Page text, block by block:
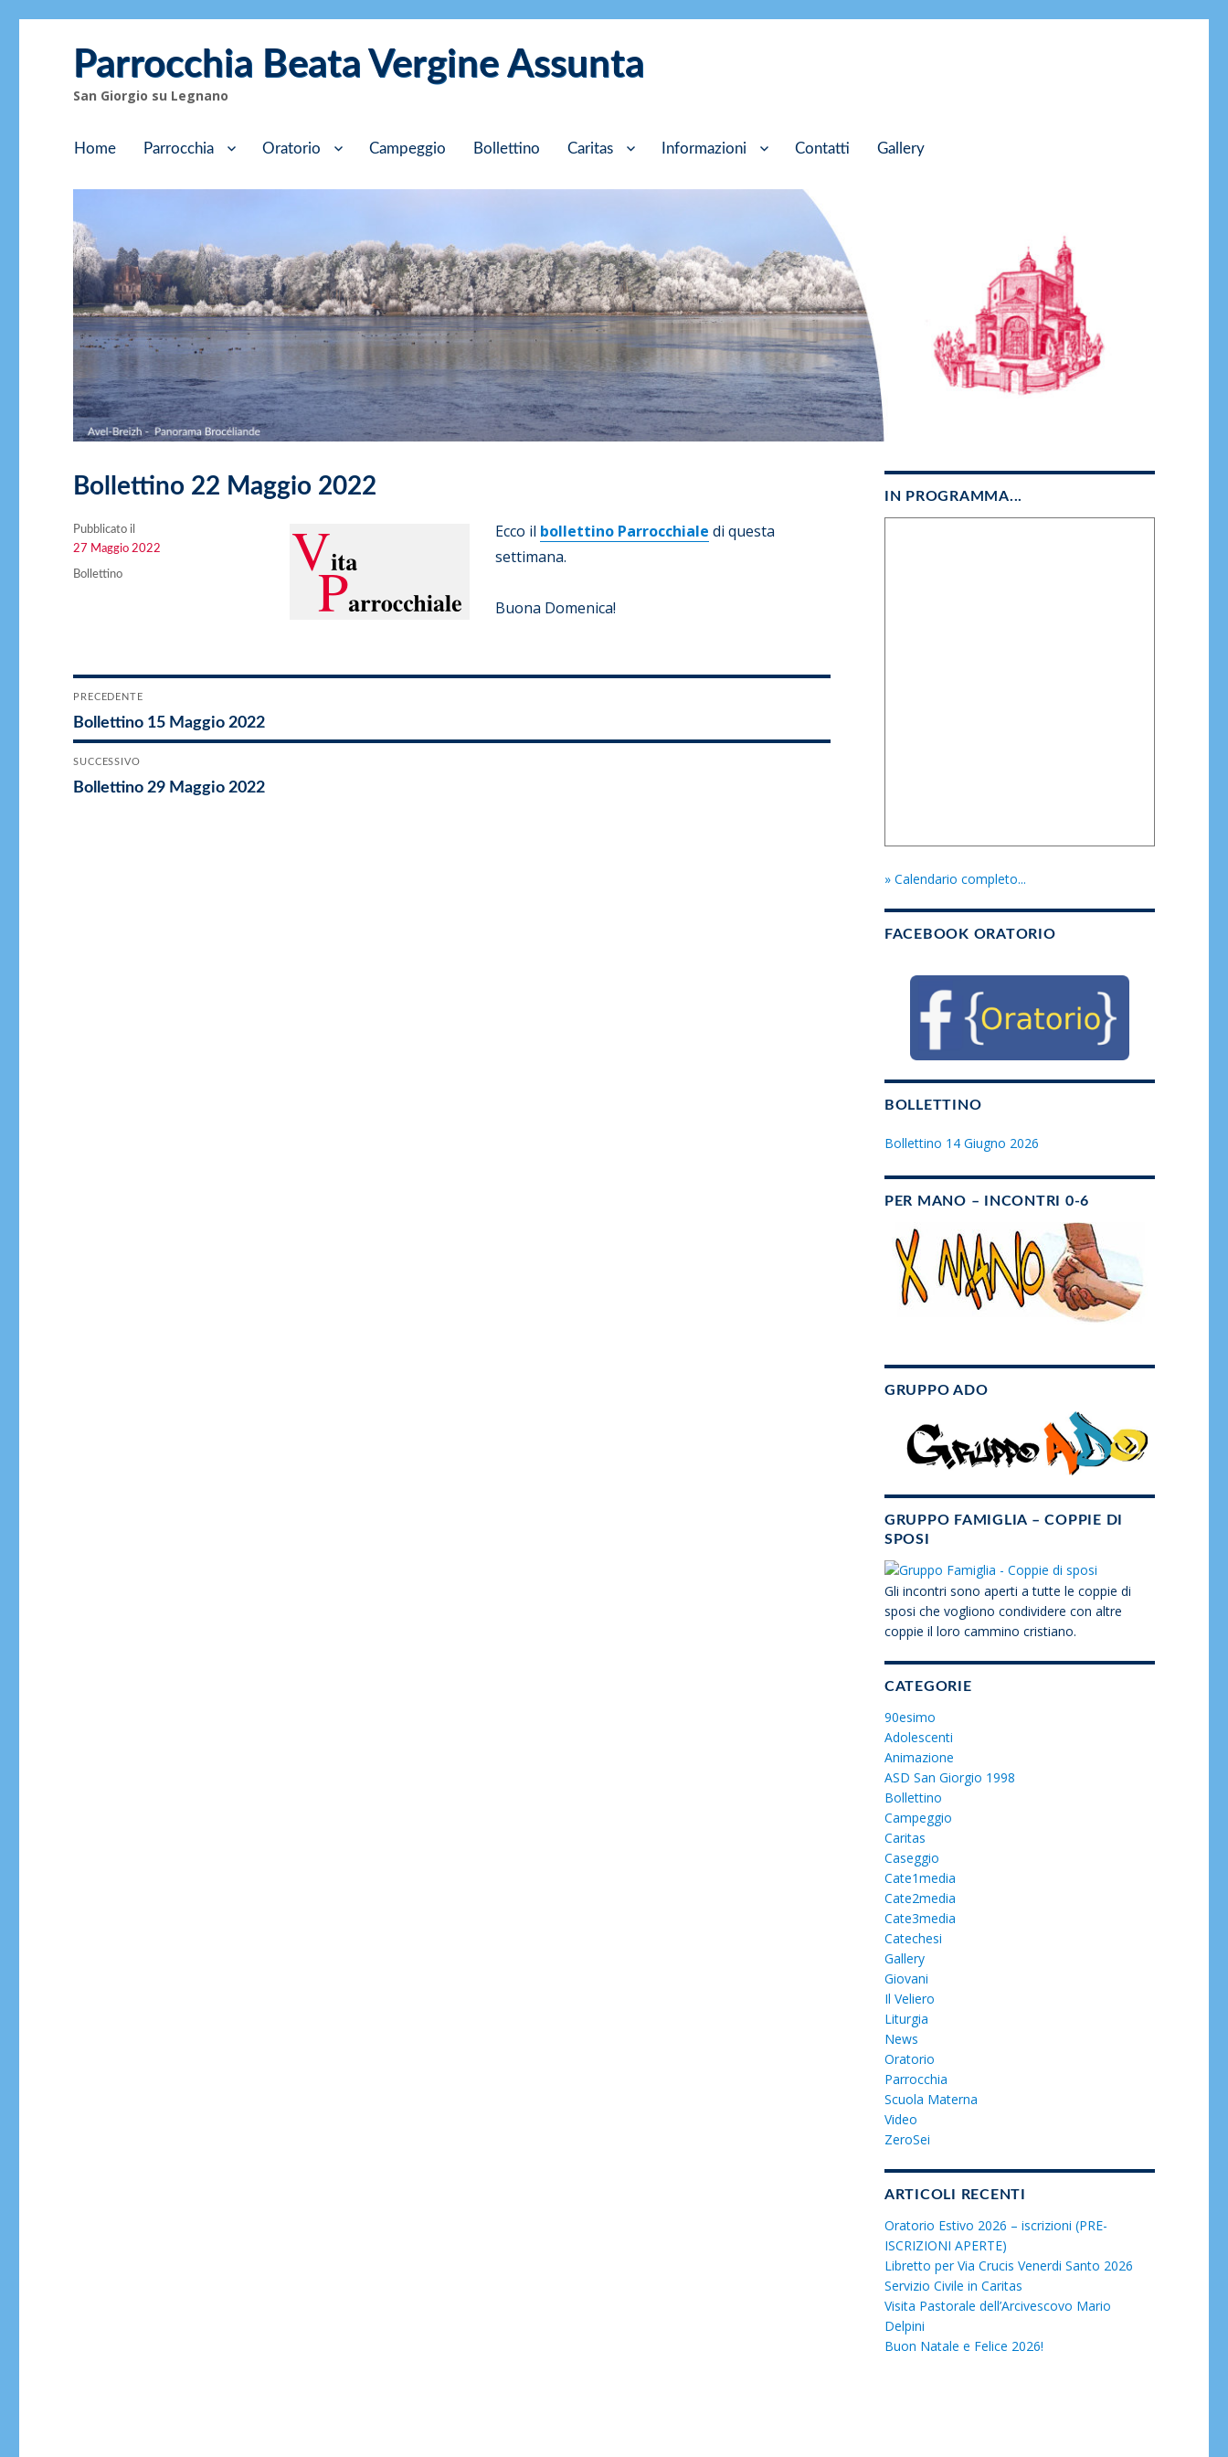
Parrocchia Beata Vergine Assunta
San Giorgio su Legnano
Home Parrocchia Oratorio Campeggio Bollettino Caritas Informazioni Contatti Gallery
Bollettino 22 Maggio 2022
Ecco il bollettino Parrocchiale di questa
settimana.
Buona Domenica!
Pubblicato il
Pubblicato
il
27 Maggio 2022
Categorie
Bollettino
Navigazione
articoli
PRECEDENTE
Articolo
precedente:
Bollettino 15 Maggio 2022
SUCCESSIVO
Articolo
Bollettino 29 Maggio 2022
IN PROGRAMMA...
» Calendario completo...
FACEBOOK ORATORIO
BOLLETTINO
Bollettino 14 Giugno 2026
PER MANO – INCONTRI 0-6
GRUPPO ADO
GRUPPO FAMIGLIA – COPPIE DI
SPOSI
Gli incontri sono aperti a tutte le coppie di
sposi che vogliono condividere con altre
coppie il loro cammino cristiano.
CATEGORIE
90esimo
Adolescenti
Animazione
ASD San Giorgio 1998
Bollettino
Campeggio
Caritas
Caseggio
Cate1media
Cate2media
Cate3media
Catechesi
Gallery
Giovani
Il Veliero
Liturgia
News
Oratorio
Parrocchia
Scuola Materna
Video
ZeroSei
ARTICOLI RECENTI
Oratorio Estivo 2026 – iscrizioni (PRE-
ISCRIZIONI APERTE)
Libretto per Via Crucis Venerdi Santo 2026
Servizio Civile in Caritas
Visita Pastorale dell’Arcivescovo Mario
Delpini
Buon Natale e Felice 2026!